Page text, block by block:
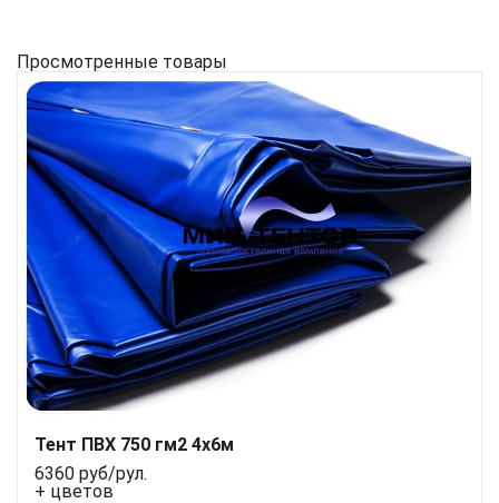
Просмотренные товары
Тент ПВХ 750 гм2 4x6м
6360 руб/рул.
+ цветов